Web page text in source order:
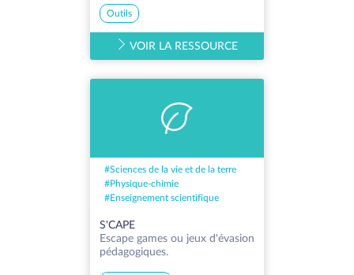
Outils
VOIR LA RESSOURCE
#Sciences de la vie et de la terre
#Physique-chimie
#Enseignement scientifique
S'CAPE
Escape games ou jeux d'évasion
pédagogiques.